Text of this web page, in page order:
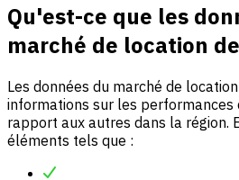
Qu'est-ce que les
marché de location
Les données du marché de
informations sur les performances
rapport aux autres dans la région.
éléments tels que :